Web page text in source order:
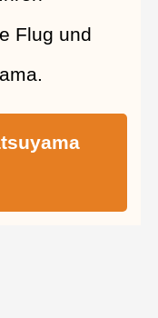
Flug und